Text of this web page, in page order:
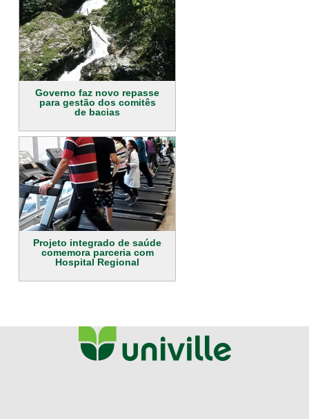
Governo faz novo repasse
para gestão dos comitês
de bacias
Projeto integrado de saúde
comemora parceria com
Hospital Regional